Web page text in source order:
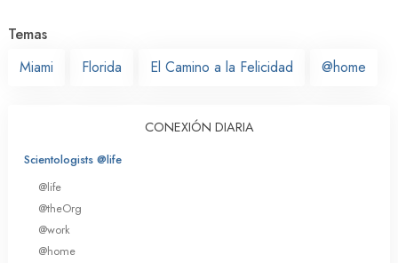
Temas
Miami
Florida El Camino a la Felicidad @home
CONEXIÓN DIARIA
Scientologists @life
@life
@theOrg
@work
@home